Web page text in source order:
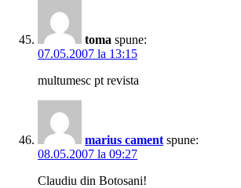
toma spune:
07.05.2007 la 13:15
multumesc pt revista
marius cament spune:
08.05.2007 la 09:27
Claudiu din Botosani!